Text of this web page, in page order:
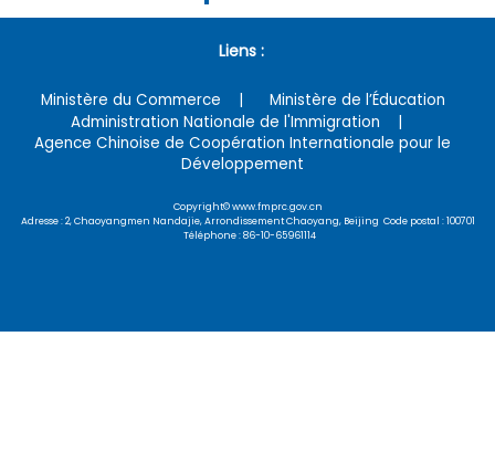
Liens :
Ministère du Commerce
Ministère de l’Éducation
Administration Nationale de l'Immigration
Agence Chinoise de Coopération Internationale pour le
Développement
Copyright© www.fmprc.gov.cn
Adresse : 2, Chaoyangmen Nandajie, Arrondissement Chaoyang, Beijing Code postal : 100701
Téléphone : 86-10-65961114